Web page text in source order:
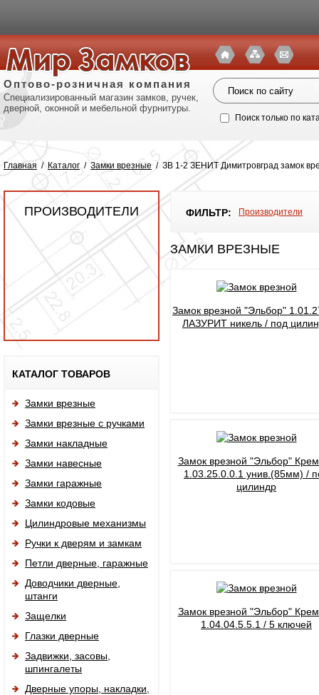
Оптово-розничная компания
Специализированный магазин замков, ручек,
дверной, оконной и мебельной фурнитуры.
Поиск только по
Главная / Каталог / Замки врезные / ЗВ 1-2 ЗЕНИТ Димитровград замок
ПРОИЗВОДИТЕЛИ
КАТАЛОГ ТОВАРОВ
Замки врезные
Замки врезные с ручками
Замки накладные
Замки навесные
Замки гаражные
Замки кодовые
Цилиндровые механизмы
Ручки к дверям и замкам
Петли дверные, гаражные
Доводчики дверные,
штанги
Защелки
Глазки дверные
Задвижки, засовы,
шпингалеты
Дверные упоры, накладки,
ФИЛЬТР: Производители
ЗАМКИ ВРЕЗНЫЕ
Замок врезной "Эльбор"
ЛАЗУРИТ никель / под
Замок врезной "Эльбор"
1.03.25.0.0.1 унив.(85мм) /
цилиндр
Замок врезной "Эльбор"
1.04.04.5.5.1 / 5 ключей